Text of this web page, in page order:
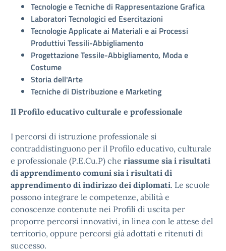
Tecnologie e Tecniche di Rappresentazione Grafica
Laboratori Tecnologici ed Esercitazioni
Tecnologie Applicate ai Materiali e ai Processi
Produttivi Tessili-Abbigliamento
Progettazione Tessile-Abbigliamento, Moda e
Costume
Storia dell'Arte
Tecniche di Distribuzione e Marketing
Il Profilo educativo culturale e professionale
I percorsi di istruzione professionale si
contraddistinguono per il Profilo educativo, culturale
e professionale (P.E.Cu.P) che riassume sia i risultati
di apprendimento comuni sia i risultati di
apprendimento di indirizzo dei diplomati. Le scuole
possono integrare le competenze, abilità e
conoscenze contenute nei Profili di uscita per
proporre percorsi innovativi, in linea con le attese del
territorio, oppure percorsi già adottati e ritenuti di
successo.